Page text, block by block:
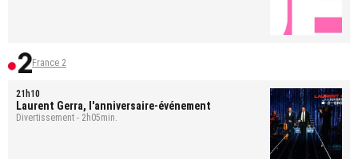
France 2
21h10
Laurent Gerra, l'anniversaire-événement
Divertissement - 2h05min.